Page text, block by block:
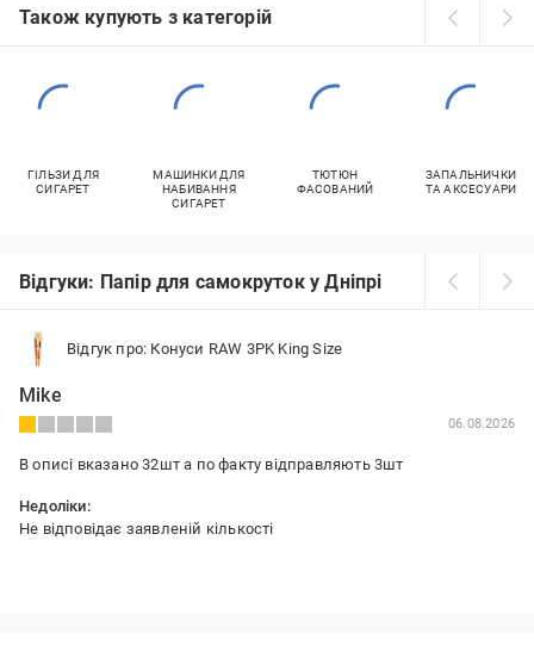
Також купують з категорій
ГІЛЬЗИ ДЛЯ
СИГАРЕТ
МАШИНКИ ДЛЯ
НАБИВАННЯ
СИГАРЕТ
ТЮТЮН
ФАСОВАНИЙ
ЗАПАЛЬНИЧКИ
ТА АКСЕСУАРИ
Відгуки: Папір для самокруток у Дніпрі
Відгук про: Конуси RAW 3PK King Size
Mike
06.08.2026
В описі вказано 32шт а по факту відправляють 3шт
Недоліки:
Не відповідає заявленій кількості